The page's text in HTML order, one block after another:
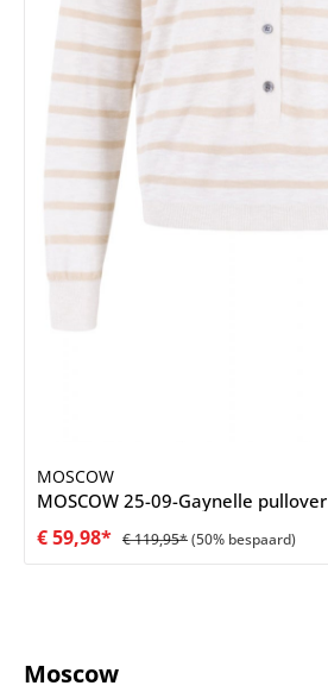
MOSCOW
MOSCOW 25-09-Gaynelle pullover
€ 59,98* € 119,95*(50% bespaard)
Moscow